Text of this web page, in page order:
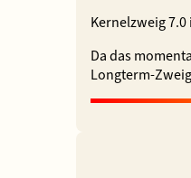
Kernelzweig 7.0
Da das
Longterm-